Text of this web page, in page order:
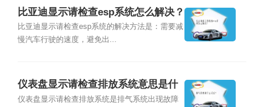
比亚迪显示请检查esp系统怎么解决？
比亚迪显示请检查esp系统的解决方法是：需要减
慢汽车行驶的速度，避免出...
仪表盘显示请检查排放系统意思是什
么？
仪表盘显示请检查排放系统是排气系统出现故障